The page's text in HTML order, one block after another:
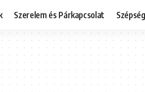
Szerelem és Párkapcsolat